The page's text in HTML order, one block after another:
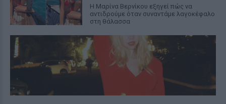
Η Μαρίνα Βερνίκου εξηγεί πώς να
αντιδρούμε όταν συναντάμε λαγοκέφαλο
στη θάλασσα